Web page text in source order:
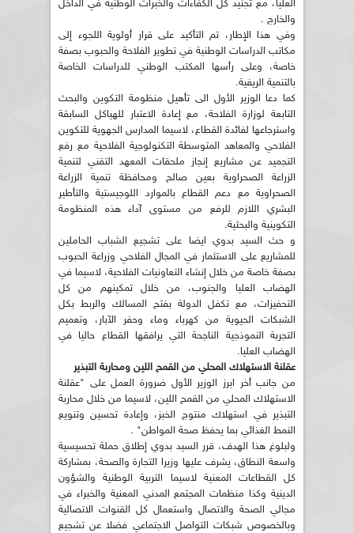
العليا، مع تجنيد كل الكفاءات والخبرات الوطنية في الداخل
والخارج .
وفي هذا الإطار، تم التأكيد على قرار أولوية اللجوء إلى
مكاتب الدراسات الوطنية في تطوير الفلاحة والحبوب بصفة
خاصة، وعلى رأسها المكتب الوطني للدراسات الخاصة
بالتنمية الريفية.
كما دعا الوزير الأول الى تأهيل منظومة التكوين والبحث
التابعة لوزارة الفلاحة، مع إعادة الاعتبار للهياكل السابقة
واسترجاعها لفائدة القطاع، لاسيما المدارس الجهوية للتكوين
الفلاحي والمعاهد المتوسطة التكنولوجية الفلاحية مع رفع
التجميد عن مشاريع إنجاز ملحقات المعهد التقني لتنمية
الزراعة الصحراوية بعين صالح ومحافظة تنمية الزراعة
الصحراوية مع دعم القطاع بالموارد اللوجيستية والتأطير
البشري اللازم للرفع من مستوى آداء هذه المنظومة
التكوينية والبحثية.
و حث السيد بدوي ايضا على تشجيع الشباب الحاملين
للمشاريع على الاستثمار في المجال الفلاحي وزراعة الحبوب
بصفة خاصة من خلال إنشاء التعاونيات الفلاحية، لاسيما في
الهضاب العليا والجنوب، من خلال تمكينهم من كل
التحفيزات، مع تكفل الدولة بفتح المسالك والربط بكل
الشبكات الحيوية من كهرباء وماء وحفر الآبار، وتعميم
التجربة النموذجية الناجحة التي يرافقها القطاع حاليا في
الهضاب العليا.
عقلنة الاستهلاك المحلي من القمح اللين ومحاربة التبذير
من جانب أخر ابرز الوزير الأول ضرورة العمل على "عقلنة
الاستهلاك المحلي من القمح اللين، لاسيما من خلال محاربة
التبذير في استهلاك منتوج الخبز، وإعادة تحسين وتنويع
النمط الغذائي بما يحفظ صحة المواطن" .
ولبلوغ هذا الهدف، قرر السيد بدوي إطلاق حملة تحسيسية
واسعة النطاق، يشرف عليها وزيرا التجارة والصحة، بمشاركة
كل القطاعات المعنية لاسيما التربية الوطنية والشؤون
الدينية وكذا منظمات المجتمع المدني المعنية والخبراء في
مجالي الصحة والاتصال واستعمال كل القنوات الاتصالية
وبالخصوص شبكات التواصل الاجتماعي فضلا عن تشجيع